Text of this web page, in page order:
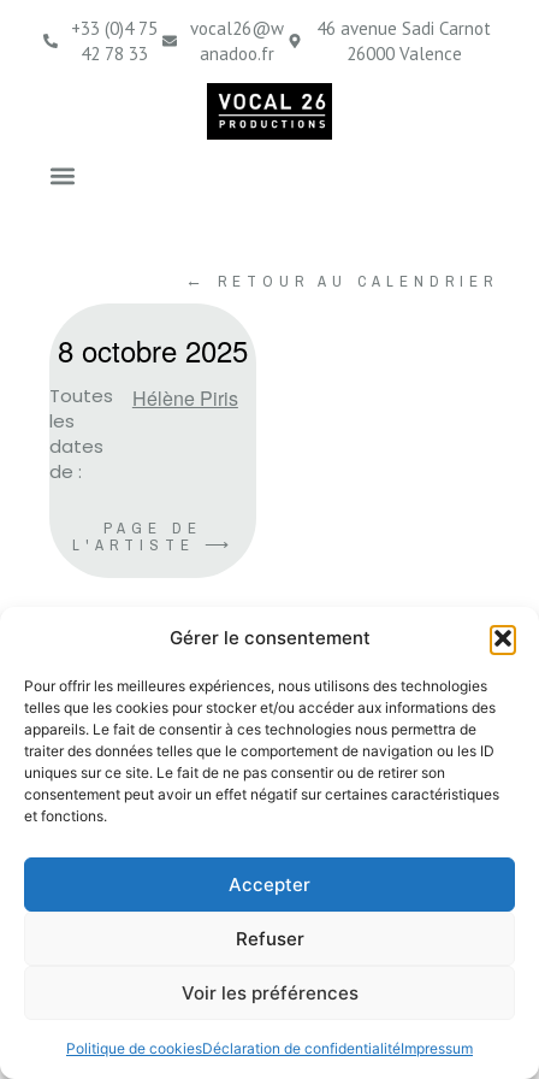
Gérer le consentement
Pour offrir les meilleures expériences, nous utilisons des technologies
telles que les cookies pour stocker et/ou accéder aux informations des
appareils. Le fait de consentir à ces technologies nous permettra de
traiter des données telles que le comportement de navigation ou les ID
uniques sur ce site. Le fait de ne pas consentir ou de retirer son
consentement peut avoir un effet négatif sur certaines caractéristiques
et fonctions.
Accepter
Refuser
Voir les préférences
Politique de cookiesDéclaration de confidentialitéImpressum
+33 (0)4 75
42 78 33
vocal26@w
anadoo.fr
46 avenue Sadi Carnot
26000 Valence
← RETOUR AU CALENDRIER
8 octobre 2025
Toutes
les
dates
de :
Hélène Piris
PAGE DE
L'ARTISTE ⟶